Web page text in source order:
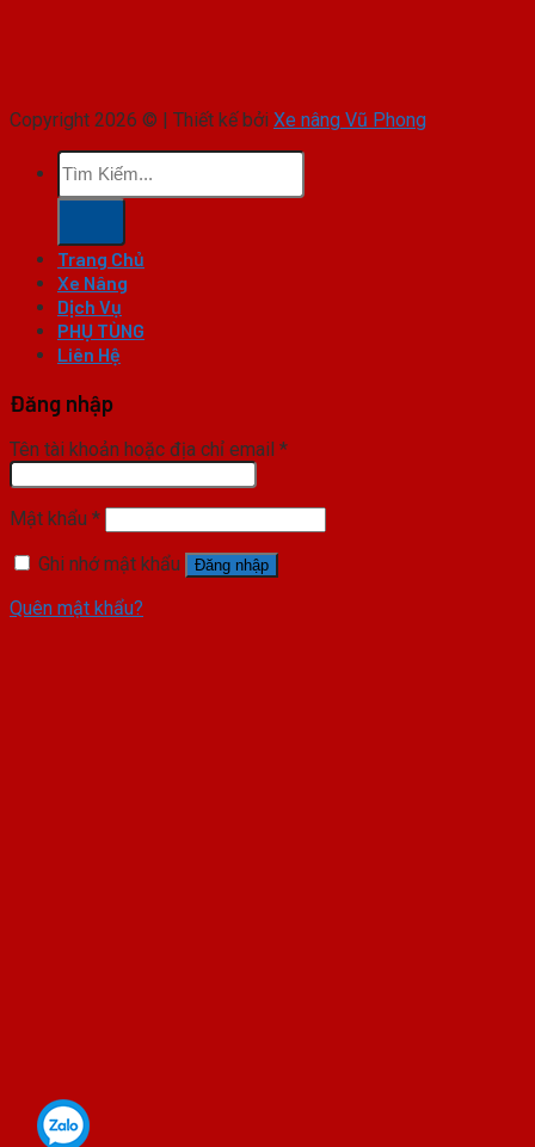
Copyright 2026 © | Thiết kế bởi Xe nâng Vũ Phong
Tìm
kiếm:
Trang Chủ
Xe Nâng
Dịch Vụ
PHỤ TÙNG
Liên Hệ
Đăng nhập
Tên tài khoản hoặc địa chỉ email *
Mật khẩu *
Ghi nhớ mật khẩu
Đăng nhập
Quên mật khẩu?